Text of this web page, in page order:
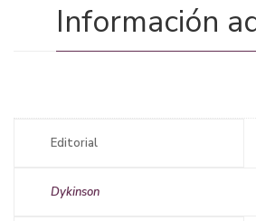
Información
Editorial
Dykinson